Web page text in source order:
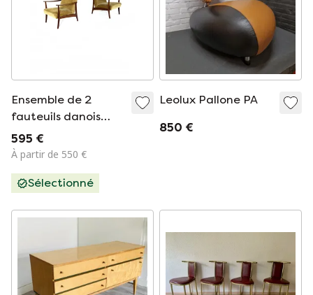
Ensemble de 2
fauteuils danois
vintage des années
60
595 €
À partir de 550 €
Sélectionné
Leolux Pallone PA
850 €